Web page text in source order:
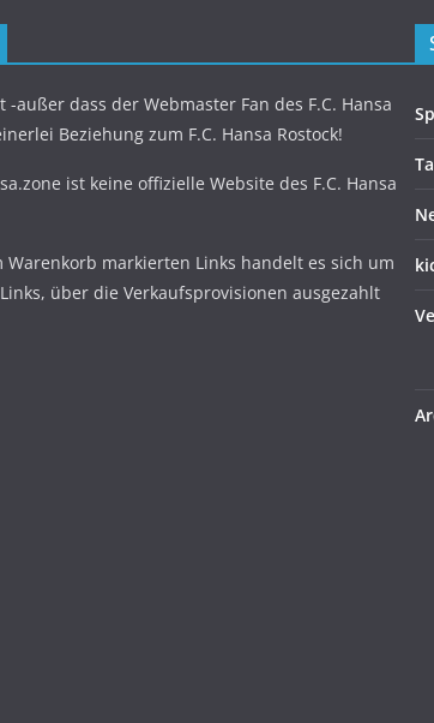
-außer dass der Webmaster Fan des F.C. Hansa
Beziehung zum F.C. Hansa Rostock!
ist keine offizielle Website des F.C. Hansa
Warenkorb markierten Links handelt es sich um
über die Verkaufsprovisionen ausgezahlt